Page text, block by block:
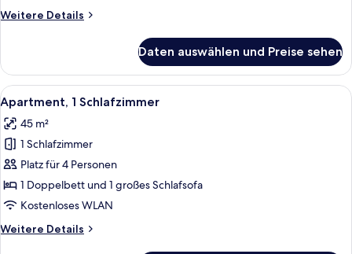
Weitere Details
Weitere
2 Schlafzimmer
Daten auswählen und Preise sehen
Alle
Fotos
für
Apartment,
1
Schlafzimmer
anzeigen
Eine moderne Küche mit weißen
5
Apartment, 1 Schlafzimmer
45 m²
1 Schlafzimmer
Platz für 4 Personen
1 Doppelbett und 1 großes Schlafsofa
Kostenloses WLAN
Weitere Details
Weitere